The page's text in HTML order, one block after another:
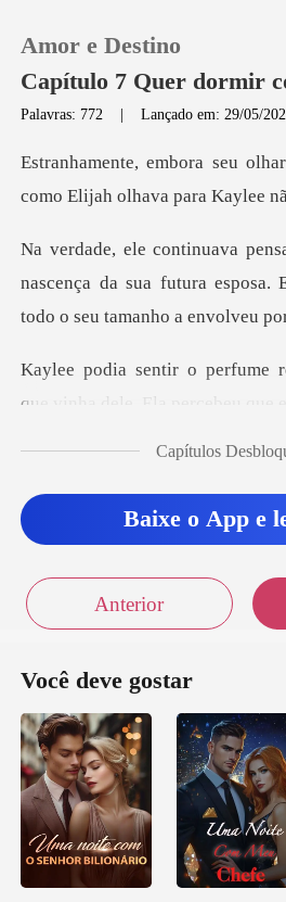
Histórico
Amor e Destino
Capítulo 7 Quer dormir
Palavras: 772 |Lançado em: 29/05/
como Elijah
nascença da sua futura esposa.
que vi
Capítulos
Baixe o App e
Anterior
Você deve gostar